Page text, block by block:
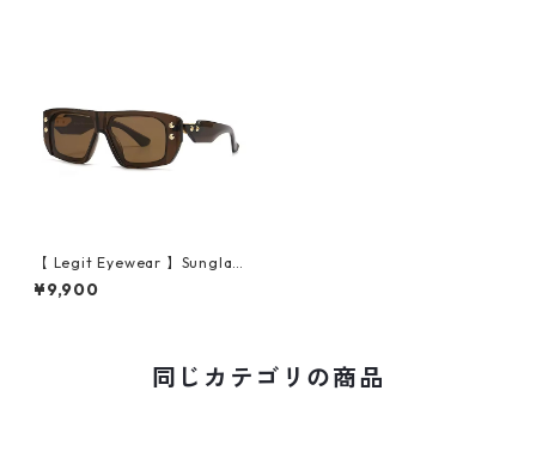
【 Legit Eyewear 】Sunglas
ses Goshirakawa (Coffee/C
offee)
¥9,900
同じカテゴリの商品